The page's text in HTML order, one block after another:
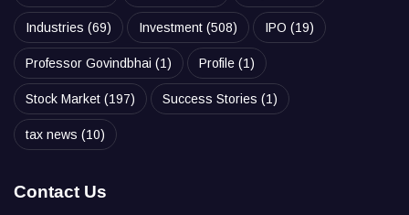
Industries (69) Investment (508) IPO (19)
Professor Govindbhai (1) Profile (1)
Stock Market (197) Success Stories (1)
tax news (10)
Contact Us